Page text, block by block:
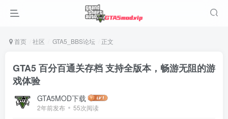
首页 社区 GTA5_BBS论坛 正文
GTA5 百分百通关存档 支持全版本，畅游无阻的游
戏体验
GTA5MOD下载
2年前发布 55次阅读